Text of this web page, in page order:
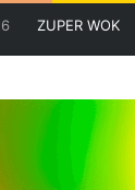
ZUPER WOK